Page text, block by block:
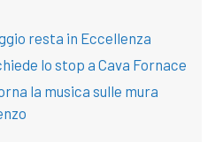
resta in Eccellenza
lo stop a Cava Fornace
la musica sulle mura